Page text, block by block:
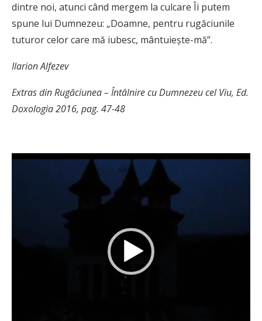
dintre noi, atunci când mergem la culcare Îi putem
spune lui Dumnezeu: „Doamne, pentru rugăciunile
tuturor celor care mă iubesc, mântuieşte-mă”.
Ilarion Alfezev
Extras din Rugăciunea – Întâlnire cu Dumnezeu cel Viu, Ed.
Doxologia 2016, pag. 47-48
Player